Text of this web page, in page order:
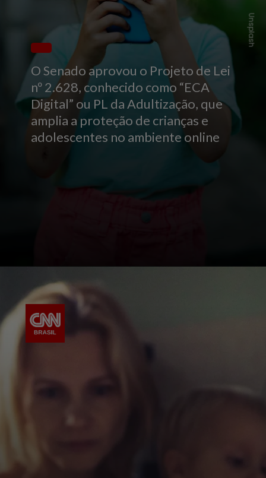
O Senado aprovou o Projeto de Lei
nº 2.628, conhecido como “ECA
Digital” ou PL da Adultização, que
amplia a proteção de crianças e
adolescentes no ambiente online
Unsplash